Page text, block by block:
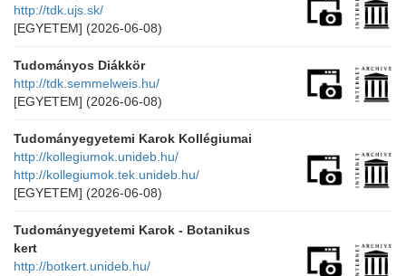
http://tdk.ujs.sk/
[EGYETEM] (2026-06-08)
Tudományos Diákkör
http://tdk.semmelweis.hu/
[EGYETEM] (2026-06-08)
Tudományegyetemi Karok Kollégiumai
http://kollegiumok.unideb.hu/
http://kollegiumok.tek.unideb.hu/
[EGYETEM] (2026-06-08)
Tudományegyetemi Karok - Botanikus
kert
http://botkert.unideb.hu/